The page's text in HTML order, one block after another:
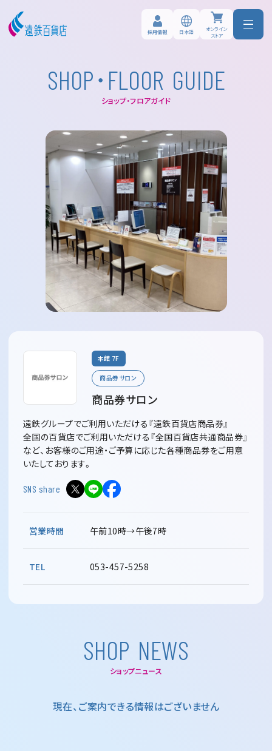
採用情報 日本語
オンライン
ストア
SHOP･ FL OOR GUIDE
ショップ・フロアガイド
本館 7F
商品券サロン
商品券サロン
遠鉄グループでご利用いただける『遠鉄百貨店商品券』
全国の百貨店でご利用いただける『全国百貨店共通商品券』
など、お客様のご用途・ご予算に応じた各種商品券をご用意
いたしております。
SNS share
営業時間 午前10時→午後7時
TEL 053-457-5258
SHOP NEWS
ショップニュース
現在、ご案内できる情報はございません